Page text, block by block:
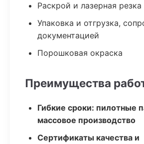
Раскрой и лазерная резка
Упаковка и отгрузка,
документацией
Порошковая окраска
Преимущества
Гибкие сроки: пилотные
массовое производство
Сертификаты качества и